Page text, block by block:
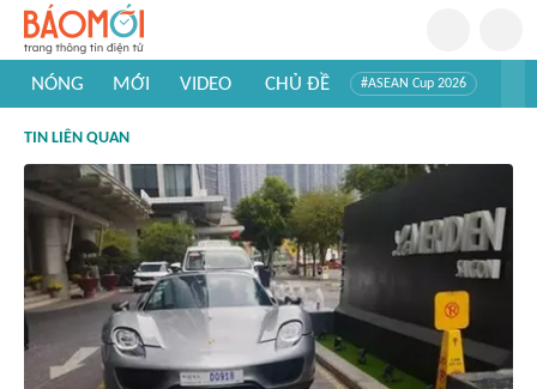
NÓNG MỚI VIDEO CHỦ ĐỀ #ASEAN Cup 2026
#Khám phá thế giới
TIN LIÊN QUAN